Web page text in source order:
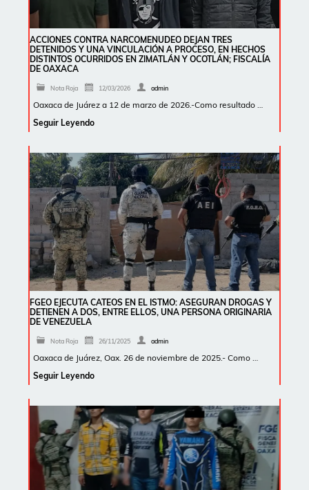
ACCIONES CONTRA NARCOMENUDEO DEJAN TRES
DETENIDOS Y UNA VINCULACIÓN A PROCESO, EN HECHOS
DISTINTOS OCURRIDOS EN ZIMATLÁN Y OCOTLÁN; FISCALÍA
DE OAXACA
Nota Roja 12/03/2026 admin
Oaxaca de Juárez a 12 de marzo de 2026.-Como resultado …
Seguir Leyendo
FGEO EJECUTA CATEOS EN EL ISTMO: ASEGURAN DROGAS Y
DETIENEN A DOS, ENTRE ELLOS, UNA PERSONA ORIGINARIA
DE VENEZUELA
Nota Roja 26/11/2025 admin
Oaxaca de Juárez, Oax. 26 de noviembre de 2025.- Como …
Seguir Leyendo